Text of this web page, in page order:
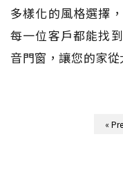
多樣化的風格選擇
每一位客戶都能找
音門窗，讓您的家
«